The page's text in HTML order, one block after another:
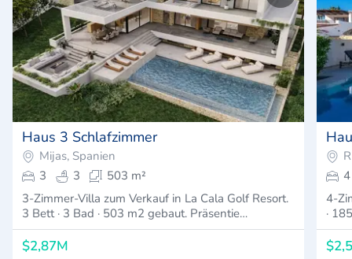
Haus 3 Schlafzimmer
Mijas, Spanien
3
3
503 m²
3-Zimmer-Villa zum Verkauf in La Cala Golf Resort.
3 Bett · 3 Bad · 503 m2 gebaut. Präsentie…
$2,87M
4
4-
·